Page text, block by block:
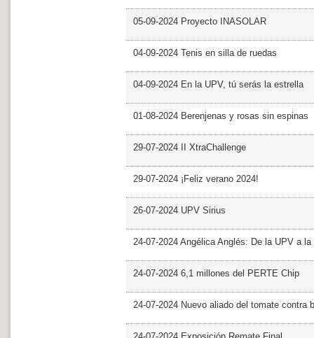
05-09-2024 Proyecto INASOLAR
04-09-2024 Tenis en silla de ruedas
04-09-2024 En la UPV, tú serás la estrella
01-08-2024 Berenjenas y rosas sin espinas
29-07-2024 II XtraChallenge
29-07-2024 ¡Feliz verano 2024!
26-07-2024 UPV Sirius
24-07-2024 Angélica Anglés: De la UPV a
24-07-2024 6,1 millones del PERTE Chip
24-07-2024 Nuevo aliado del tomate contra